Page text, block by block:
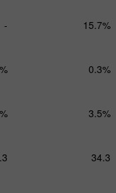
- 15.7%
0.3%
3.5%
34.3